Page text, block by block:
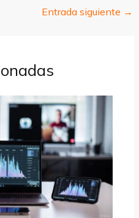
Entrada siguiente →